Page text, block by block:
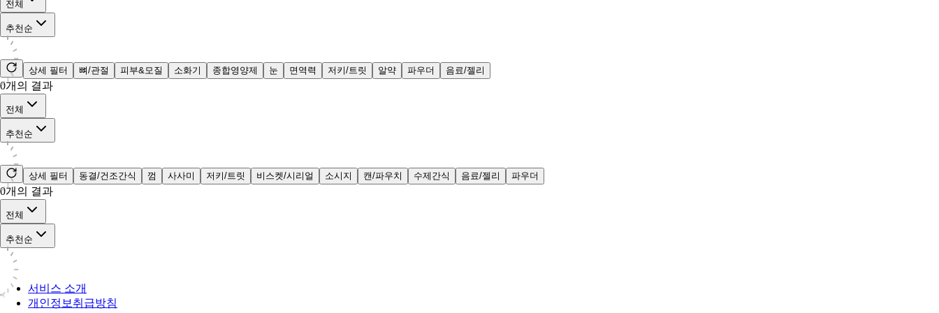
전체
추천순
상세 필터 뼈/관절 피부&모질 소화기 종합영양제 눈 면역력 저키/트릿 알약 파우더 음료/젤리
0개의 결과
전체
추천순
상세 필터 동결/건조간식 껌 사사미 저키/트릿 비스켓/시리얼 소시지 캔/파우치 수제간식 음료/젤리 파우더
0개의 결과
전체
추천순
서비스 소개
개인정보취급방침